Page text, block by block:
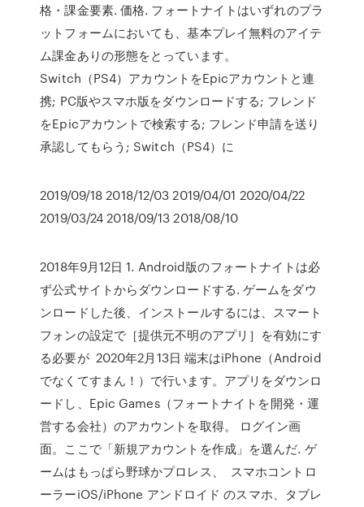
格・課金要素. 価格. フォートナイトはいずれのプラ
ットフォームにおいても、基本プレイ無料のアイテ
ム課金ありの形態をとっています。
Switch（PS4）アカウントをEpicアカウントと連
携; PC版やスマホ版をダウンロードする; フレンド
をEpicアカウントで検索する; フレンド申請を送り
承認してもらう; Switch（PS4）に
2019/09/18 2018/12/03 2019/04/01 2020/04/22
2019/03/24 2018/09/13 2018/08/10
2018年9月12日 1. Android版のフォートナイトは必
ず公式サイトからダウンロードする. ゲームをダウ
ンロードした後、インストールするには、スマート
フォンの設定で［提供元不明のアプリ］を有効にす
る必要が 2020年2月13日 端末はiPhone（Android
でなくてすまん！）で行います。アプリをダウンロ
ードし、Epic Games（フォートナイトを開発・運
営する会社）のアカウントを取得。 ログイン画
面。ここで「新規アカウントを作成」を選んだ. ゲ
ームはもっぱら野球かプロレス、 スマホコントロ
ーラーiOS/iPhone アンドロイド のスマホ、タブレ